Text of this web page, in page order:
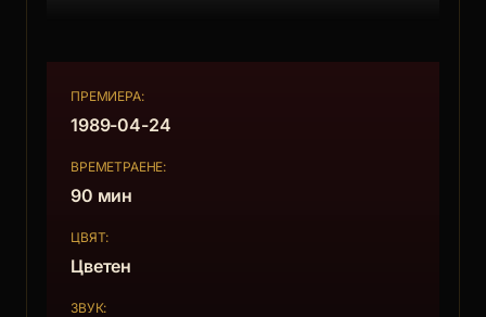
ПРЕМИЕРА:
1989-04-24
ВРЕМЕТРАЕНЕ:
90 мин
ЦВЯТ:
Цветен
ЗВУК: